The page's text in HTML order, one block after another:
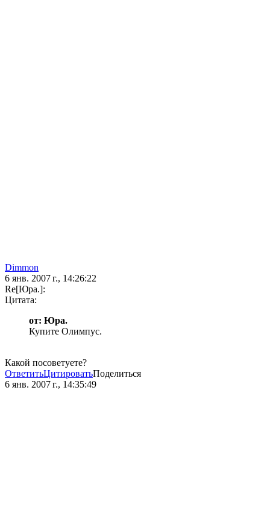
Dimmon
6 янв. 2007 г., 14:26:22
Re[Юра.]:
Цитата:
от: Юра.
Купите Олимпус.
Какой посоветуете?
ОтветитьЦитироватьПоделиться
6 янв. 2007 г., 14:35:49